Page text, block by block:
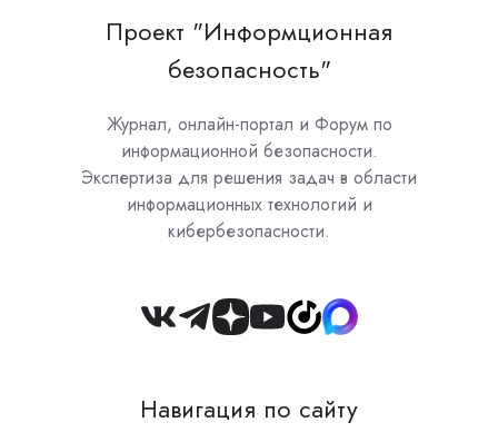
Проект "Информционная
безопасность"
Журнал, онлайн-портал и Форум по
информационной безопасности.
Экспертиза для решения задач в области
информационных технологий и
кибербезопасности.
Join
Slack
Навигация по сайту